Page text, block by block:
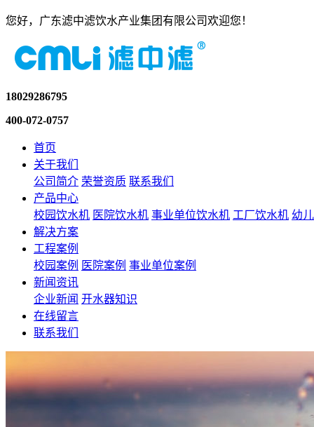
您好，广东滤中滤饮水产业集团有限公司欢迎您！
18029286795
400-072-0757
首页
关于我们
公司简介 荣誉资质 联系我们
产品中心
校园饮水机 医院饮水机 事业单位饮水机 工厂饮水机 幼
解决方案
工程案例
校园案例
医院案例 事业单位案例
新闻资讯
企业新闻 开水器知识
在线留言
联系我们